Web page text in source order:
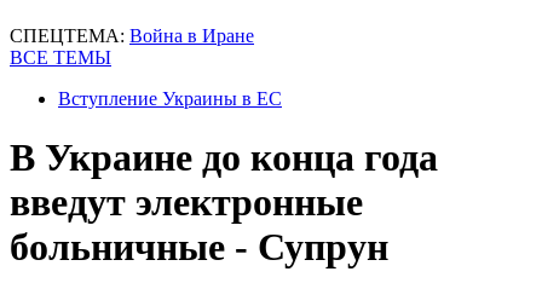
СПЕЦТЕМА: Война в Иране
ВСЕ ТЕМЫ
Вступление Украины в ЕС
В Украине до конца года
введут электронные
больничные - Супрун